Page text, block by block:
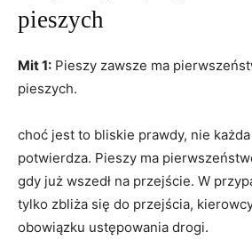
pieszych
Mit 1: Pieszy zawsze ma
pieszych.
choć jest to bliskie prawdy, nie
potwierdza. Pieszy ma
gdy już wszedł na przejście. W
tylko zbliża się do przejścia,
obowiązku ustępowania drogi.